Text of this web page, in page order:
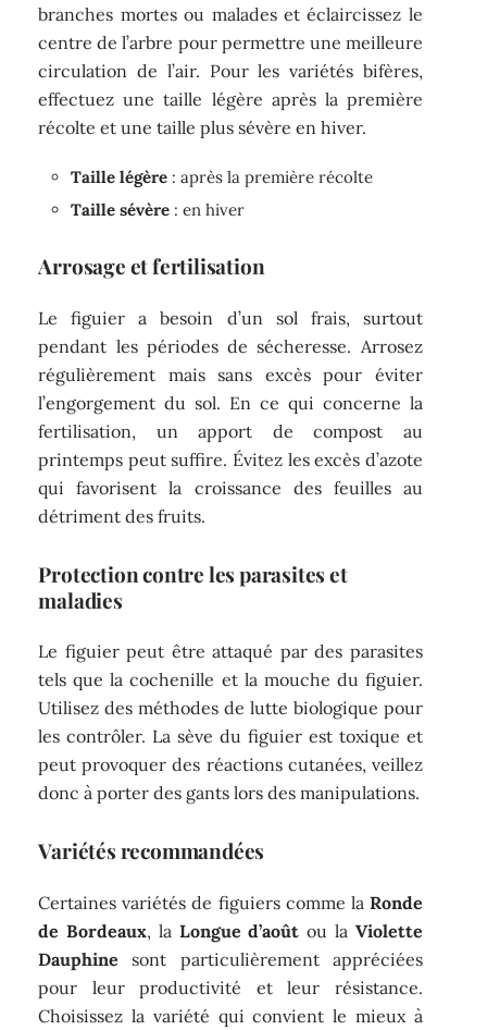
branches mortes ou malades et éclaircissez le
centre de l’arbre pour permettre une meilleure
circulation de l’air. Pour les variétés bifères,
effectuez une taille légère après la première
récolte et une taille plus sévère en hiver.
Taille légère : après la première récolte
Taille sévère : en hiver
Arrosage et fertilisation
Le figuier a besoin d’un sol frais, surtout
pendant les périodes de sécheresse. Arrosez
régulièrement mais sans excès pour éviter
l’engorgement du sol. En ce qui concerne la
fertilisation, un apport de compost au
printemps peut suffire. Évitez les excès d’azote
qui favorisent la croissance des feuilles au
détriment des fruits.
Protection contre les parasites et
maladies
Le figuier peut être attaqué par des parasites
tels que la cochenille et la mouche du figuier.
Utilisez des méthodes de lutte biologique pour
les contrôler. La sève du figuier est toxique et
peut provoquer des réactions cutanées, veillez
donc à porter des gants lors des manipulations.
Variétés recommandées
Certaines variétés de figuiers comme la Ronde
de Bordeaux, la Longue d’août ou la Violette
Dauphine sont particulièrement appréciées
pour leur productivité et leur résistance.
Choisissez la variété qui convient le mieux à